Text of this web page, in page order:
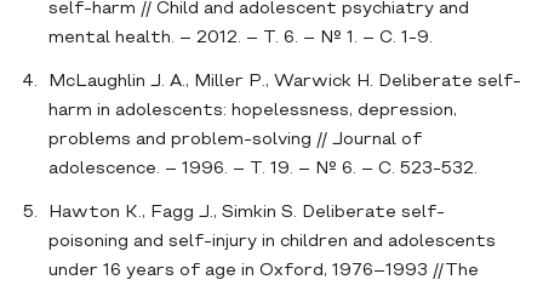
self-harm // Child and adolescent psychiatry and
mental health. – 2012. – Т. 6. – № 1. – С. 1-9.
McLaughlin J. A., Miller P., Warwick H. Deliberate self-
harm in adolescents: hopelessness, depression,
problems and problem-solving // Journal of
adolescence. – 1996. – Т. 19. – № 6. – С. 523-532.
Hawton K., Fagg J., Simkin S. Deliberate self-
poisoning and self-injury in children and adolescents
under 16 years of age in Oxford, 1976–1993 //The